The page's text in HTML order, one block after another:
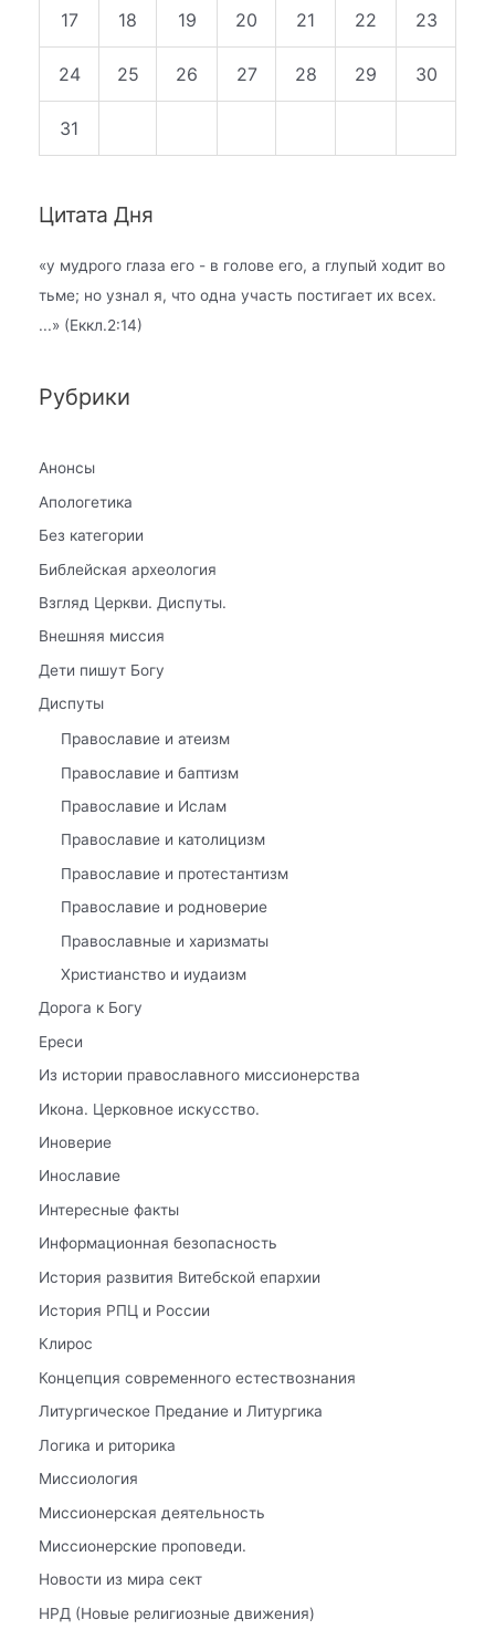
17 18 19 20 21 22 23
24 25 26 27 28 29 30
31
Цитата Дня
«у мудрого глаза его - в голове его, а глупый ходит во
тьме; но узнал я, что одна участь постигает их всех.
...» (Еккл.2:14)
Рубрики
Анонсы
Апологетика
Без категории
Библейская археология
Взгляд Церкви. Диспуты.
Внешняя миссия
Дети пишут Богу
Диспуты
Православие и атеизм
Православие и баптизм
Православие и Ислам
Православие и католицизм
Православие и протестантизм
Православие и родноверие
Православные и харизматы
Христианство и иудаизм
Дорога к Богу
Ереси
Из истории православного миссионерства
Икона. Церковное искусство.
Иноверие
Инославие
Интересные факты
Информационная безопасность
История развития Витебской епархии
История РПЦ и России
Клирос
Концепция современного естествознания
Литургическое Предание и Литургика
Логика и риторика
Миссиология
Миссионерская деятельность
Миссионерские проповеди.
Новости из мира сект
НРД (Новые религиозные движения)